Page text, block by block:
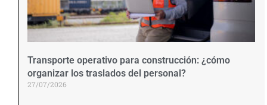
Transporte operativo para construcción: ¿cómo
organizar los traslados del personal?
27/07/2026